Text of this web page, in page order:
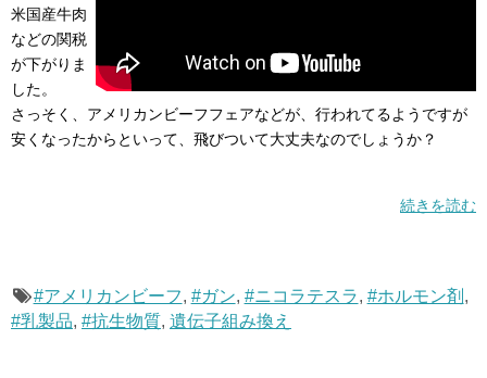
米国産牛肉
などの関税
が下がりま
した。
さっそく、アメリカンビーフフェアなどが、行われてるようですが
安くなったからといって、飛びついて大丈夫なのでしょうか？
続きを読む
#アメリカンビーフ, #ガン, #ニコラテスラ, #ホルモン剤 ,
#乳製品, #抗生物質, 遺伝子組み換え